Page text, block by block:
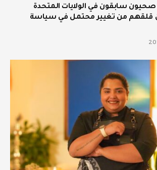
سابقون في الولايات المتحدة
قلقهم من تغيير محتمل في سياسة